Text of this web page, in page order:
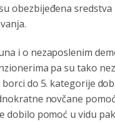
obezbijeđena
i o nezaposlenim
pa su tako
do 5. kategorije
novčane
dobilo pomoć u vidu
8/6/2026 5:39
mujo ue bendasr